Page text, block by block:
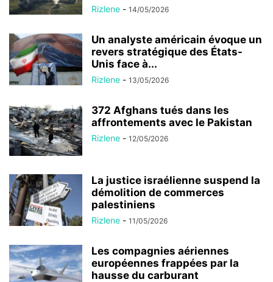
Rizlene - 14/05/2026
Un analyste américain évoque un
revers stratégique des États-
Unis face à...
Rizlene - 13/05/2026
372 Afghans tués dans les
affrontements avec le Pakistan
Rizlene - 12/05/2026
La justice israélienne suspend la
démolition de commerces
palestiniens
Rizlene - 11/05/2026
Les compagnies aériennes
européennes frappées par la
hausse du carburant